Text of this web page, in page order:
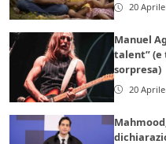
20
Manuel
talent” (e
sorpresa)
20